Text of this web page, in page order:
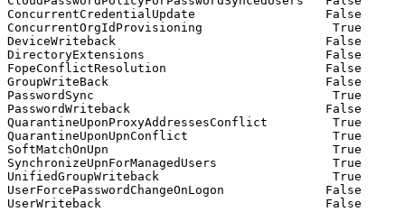
ConcurrentCredentialUpdate                  False
ConcurrentOrgIdProvisioning                  True
DeviceWriteback                             False
DirectoryExtensions                         False
FopeConflictResolution                      False
GroupWriteBack                              False
PasswordSync                                 True
PasswordWriteback                           False
QuarantineUponProxyAddressesConflict         True
QuarantineUponUpnConflict                    True
SoftMatchOnUpn                               True
SynchronizeUpnForManagedUsers                True
UnifiedGroupWriteback                        True
UserForcePasswordChangeOnLogon              False
UserWriteback                               False